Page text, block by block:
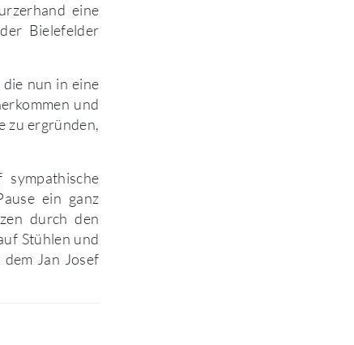
eine
Bielefelder
nun in eine
und
zu ergründen,
ein ganz
durch den
Stühlen und
dem Jan Josef